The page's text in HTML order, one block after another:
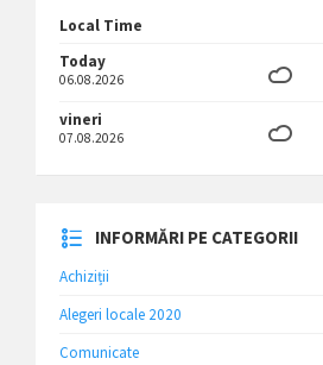
Local Time
Today
06.08.2026
vineri
07.08.2026
INFORMĂRI PE CATEGORII
Achiziții
Alegeri locale 2020
Comunicate